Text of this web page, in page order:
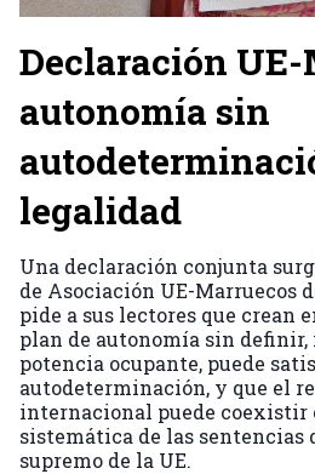
Declaración
autonomía sin
legalidad
Una declaración conjunta
de Asociación UE-Marruecos
pide a sus lectores que crean
plan de autonomía sin definir,
potencia ocupante, puede
autodeterminación, y que el
internacional puede coexistir
sistemática de las
supremo de la UE.